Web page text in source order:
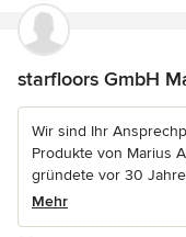
starfloors GmbH
Wir sind Ihr
Produkte von Marius
gründete vor 30
Mehr